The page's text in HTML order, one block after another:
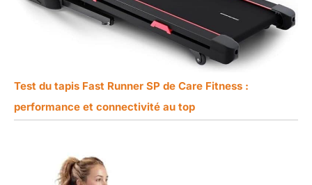
Test du tapis Fast Runner SP de Care Fitness :
performance et connectivité au top